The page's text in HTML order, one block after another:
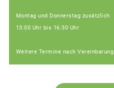
Montag und Donnerstag zusätzlich
13:00 Uhr bis 16:30 Uhr
Weitere Termine nach Vereinbarung